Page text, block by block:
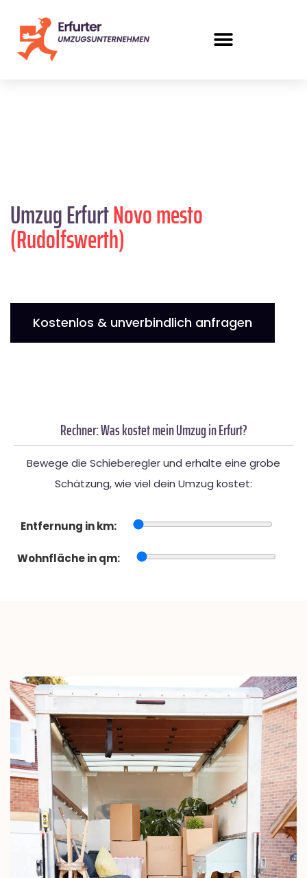
Umzug ErfurtNovo mesto
(Rudolfswerth)
Kostenlos & unverbindlich anfragen
Rechner: Was kostet mein Umzug in Erfurt?
Bewege die Schieberegler und erhalte eine grobe
Schätzung, wie viel dein Umzug kostet:
Entfernung in km:
Wohnfläche in qm: